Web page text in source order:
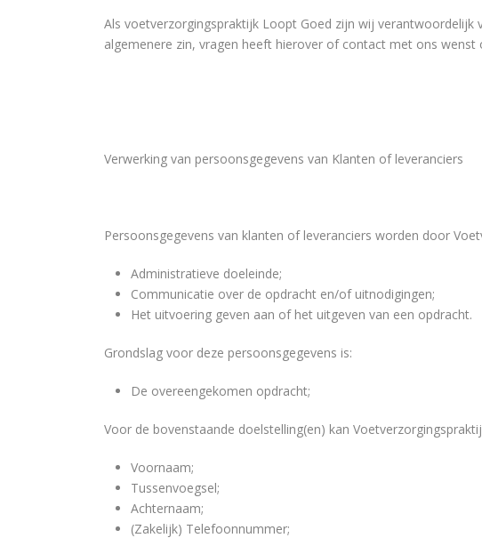
Als voetverzorgingspraktijk Loopt Goed zijn wij verantwoordelijk
algemenere zin, vragen heeft hierover of contact met ons
Verwerking van persoonsgegevens van Klanten of leveranciers
Persoonsgegevens van klanten of leveranciers worden door
Administratieve doeleinde;
Communicatie over de opdracht en/of uitnodigingen;
Het uitvoering geven aan of het uitgeven van een opdracht.
Grondslag voor deze persoonsgegevens is:
De overeengekomen opdracht;
Voor de bovenstaande doelstelling(en) kan
Voornaam;
Tussenvoegsel;
Achternaam;
(Zakelijk) Telefoonnummer;